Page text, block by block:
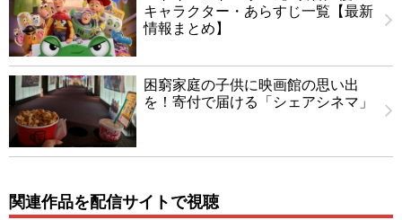
キャラクター・あらすじ一覧【最新
情報まとめ】
困窮家庭の子供に映画館の思い出
を！寄付で届ける「シェアシネマ」
関連作品を配信サイトで視聴